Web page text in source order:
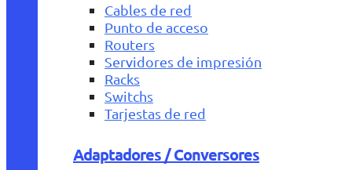
Cables de red
Punto de acceso
Routers
Servidores de impresión
Racks
Switchs
Tarjestas de red
Adaptadores / Conversores